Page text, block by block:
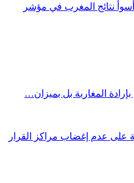
يسجل أسوأ نتائج المغرب في مؤشر
المغاربة بل بميزان…
على عدم إغضاب مراكز القرار